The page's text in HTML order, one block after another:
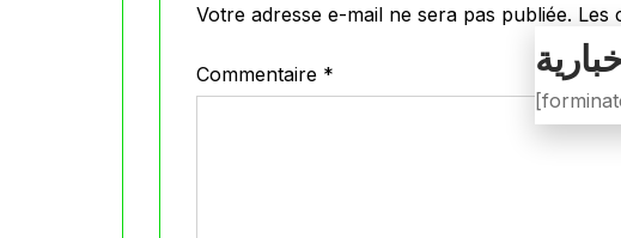
Votre adresse e-mail ne sera pas publiée. Les
Commentaire *